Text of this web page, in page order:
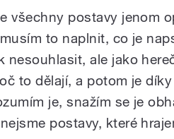
všechny postavy jenom
to naplnit, co je
nesouhlasit, ale jako
to dělají, a potom je
je, snažím se je
postavy, které